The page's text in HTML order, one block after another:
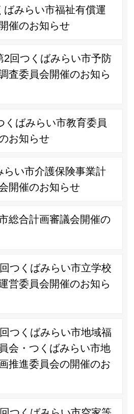
ばみらい市福祉有償運
催のお知らせ
回つくばみらい市予防
査委員会開催のお知ら
くばみらい市教育委員
お知らせ
らい市介護保険事業計
開催のお知らせ
総合計画審議会開催の
つくばみらい市立学校
営委員会開催のお知ら
つくばみらい市地域福
会・つくばみらい市地
推進委員会の開催のお